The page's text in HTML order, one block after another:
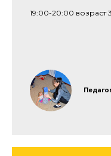
19:00-20:00 возраст